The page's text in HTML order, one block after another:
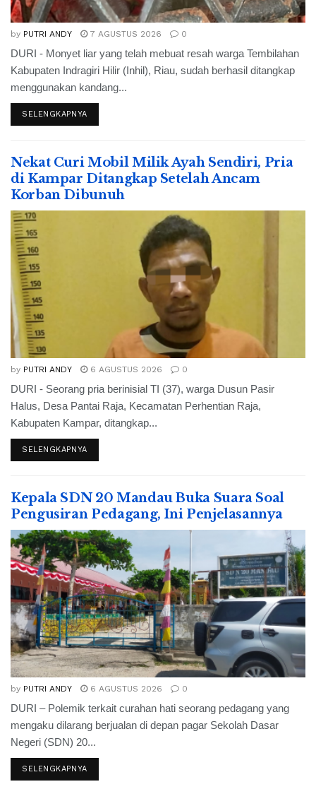
by PUTRI ANDY 7 AGUSTUS 2026 0
DURI - Monyet liar yang telah mebuat resah warga Tembilahan
Kabupaten Indragiri Hilir (Inhil), Riau, sudah berhasil ditangkap
menggunakan kandang...
SELENGKAPNYA
Nekat Curi Mobil Milik Ayah Sendiri, Pria
di Kampar Ditangkap Setelah Ancam
Korban Dibunuh
by PUTRI ANDY 6 AGUSTUS 2026 0
DURI - Seorang pria berinisial TI (37), warga Dusun Pasir
Halus, Desa Pantai Raja, Kecamatan Perhentian Raja,
Kabupaten Kampar, ditangkap...
SELENGKAPNYA
Kepala SDN 20 Mandau Buka Suara Soal
Pengusiran Pedagang, Ini Penjelasannya
by PUTRI ANDY 6 AGUSTUS 2026 0
DURI – Polemik terkait curahan hati seorang pedagang yang
mengaku dilarang berjualan di depan pagar Sekolah Dasar
Negeri (SDN) 20...
SELENGKAPNYA